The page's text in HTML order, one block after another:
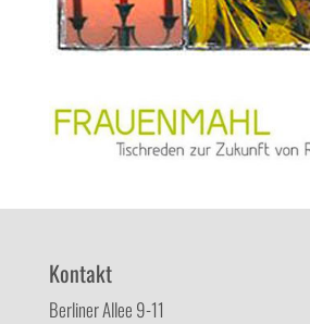
Kontakt
Berliner Allee 9-11